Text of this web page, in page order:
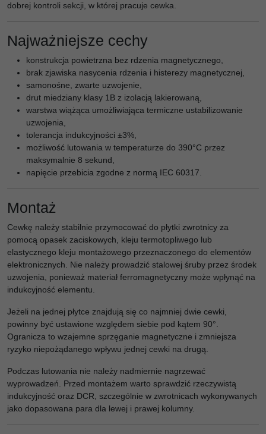
dobrej kontroli sekcji, w której pracuje cewka.
Najważniejsze cechy
konstrukcja powietrzna bez rdzenia magnetycznego,
brak zjawiska nasycenia rdzenia i histerezy magnetycznej,
samonośne, zwarte uzwojenie,
drut miedziany klasy 1B z izolacją lakierowaną,
warstwa wiążąca umożliwiająca termiczne ustabilizowanie
uzwojenia,
tolerancja indukcyjności ±3%,
możliwość lutowania w temperaturze do 390°C przez
maksymalnie 8 sekund,
napięcie przebicia zgodne z normą IEC 60317.
Montaż
Cewkę należy stabilnie przymocować do płytki zwrotnicy za
pomocą opasek zaciskowych, kleju termotopliwego lub
elastycznego kleju montażowego przeznaczonego do elementów
elektronicznych. Nie należy prowadzić stalowej śruby przez środek
uzwojenia, ponieważ materiał ferromagnetyczny może wpłynąć na
indukcyjność elementu.
Jeżeli na jednej płytce znajdują się co najmniej dwie cewki,
powinny być ustawione względem siebie pod kątem 90°.
Ogranicza to wzajemne sprzęganie magnetyczne i zmniejsza
ryzyko niepożądanego wpływu jednej cewki na drugą.
Podczas lutowania nie należy nadmiernie nagrzewać
wyprowadzeń. Przed montażem warto sprawdzić rzeczywistą
indukcyjność oraz DCR, szczególnie w zwrotnicach wykonywanych
jako dopasowana para dla lewej i prawej kolumny.